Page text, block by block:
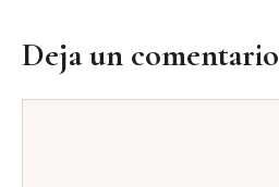
Deja un comentario